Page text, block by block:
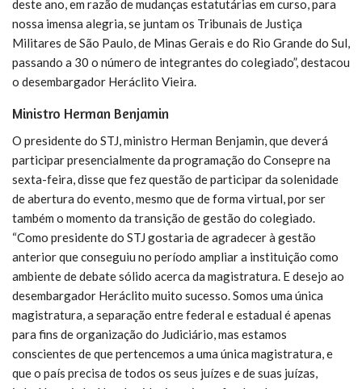
deste ano, em razão de mudanças estatutárias em curso, para
nossa imensa alegria, se juntam os Tribunais de Justiça
Militares de São Paulo, de Minas Gerais e do Rio Grande do Sul,
passando a 30 o número de integrantes do colegiado”, destacou
o desembargador Heráclito Vieira.
Ministro Herman Benjamin
O presidente do STJ, ministro Herman Benjamin, que deverá
participar presencialmente da programação do Consepre na
sexta-feira, disse que fez questão de participar da solenidade
de abertura do evento, mesmo que de forma virtual, por ser
também o momento da transição de gestão do colegiado.
“Como presidente do STJ gostaria de agradecer à gestão
anterior que conseguiu no período ampliar a instituição como
ambiente de debate sólido acerca da magistratura. E desejo ao
desembargador Heráclito muito sucesso. Somos uma única
magistratura, a separação entre federal e estadual é apenas
para fins de organização do Judiciário, mas estamos
conscientes de que pertencemos a uma única magistratura, e
que o país precisa de todos os seus juízes e de suas juízas,